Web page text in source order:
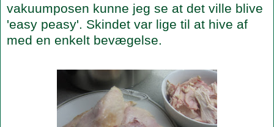
vakuumposen kunne jeg se at det ville blive
'easy peasy'. Skindet var lige til at hive af
med en enkelt bevægelse.